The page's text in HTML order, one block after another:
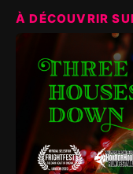
À DÉCOUVRIR